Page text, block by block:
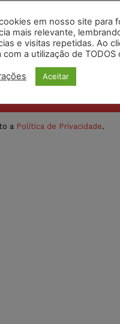
se
a Política de Privacidade.
em nosso site para
mais relevante,
e visitas repetidas. Ao
a utilização de TODOS
Aceitar